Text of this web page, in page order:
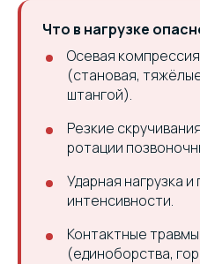
Что в нагрузке
Осевая
(становая,
штангой).
Резкие
ротации
Ударная нагрузка
интенсивности.
Контактные
(единоборства,